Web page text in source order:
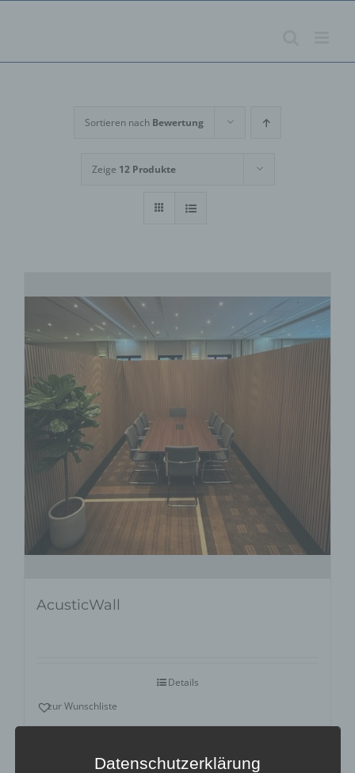
Sortieren nach Bewertung
Zeige 12 Produkte
AcusticWall
Details
zur Wunschliste
Datenschutzerklärung